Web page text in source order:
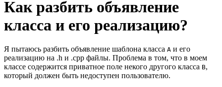
Как разбить объявление
класса и его реализацию?
Я пытаюсь разбить объявление шаблона класса A и его
реализацию на .h и .cpp файлы. Проблема в том, что в моем
классе содержится приватное поле некого другого класса B,
который должен быть недоступен пользователю.